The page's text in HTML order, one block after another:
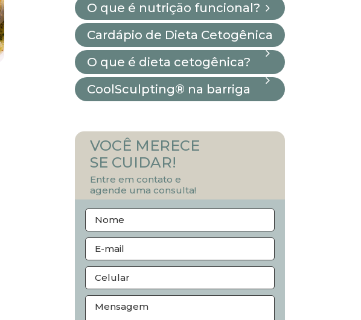
O que é nutrição funcional?
Cardápio de Dieta Cetogênica
O que é dieta cetogênica?
CoolSculpting® na barriga
VOCÊ MERECE
SE CUIDAR!
Entre em contato e
agende uma consulta!